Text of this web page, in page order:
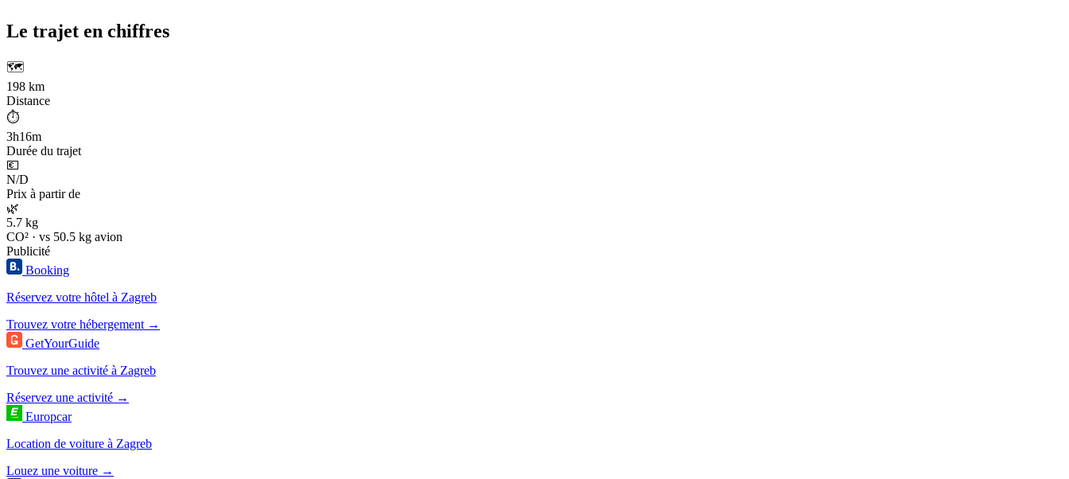
Le trajet en chiffres
🗺️
198 km
Distance
⏱️
3h16m
Durée du trajet
💶
N/D
Prix à partir de
🌿
5.7 kg
CO² · vs 50.5 kg avion
Publicité
Booking
Réservez votre hôtel à Zagreb
Trouvez votre hébergement →
GetYourGuide
Trouvez une activité à Zagreb
Réservez une activité →
Europcar
Location de voiture à Zagreb
Louez une voiture →